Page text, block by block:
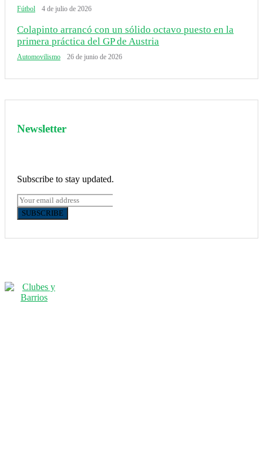
Fútbol 4 de julio de 2026
Colapinto arrancó con un sólido octavo puesto en la
primera práctica del GP de Austria
Automovilismo 26 de junio de 2026
Newsletter
Subscribe to stay updated.
SUBSCRIBE